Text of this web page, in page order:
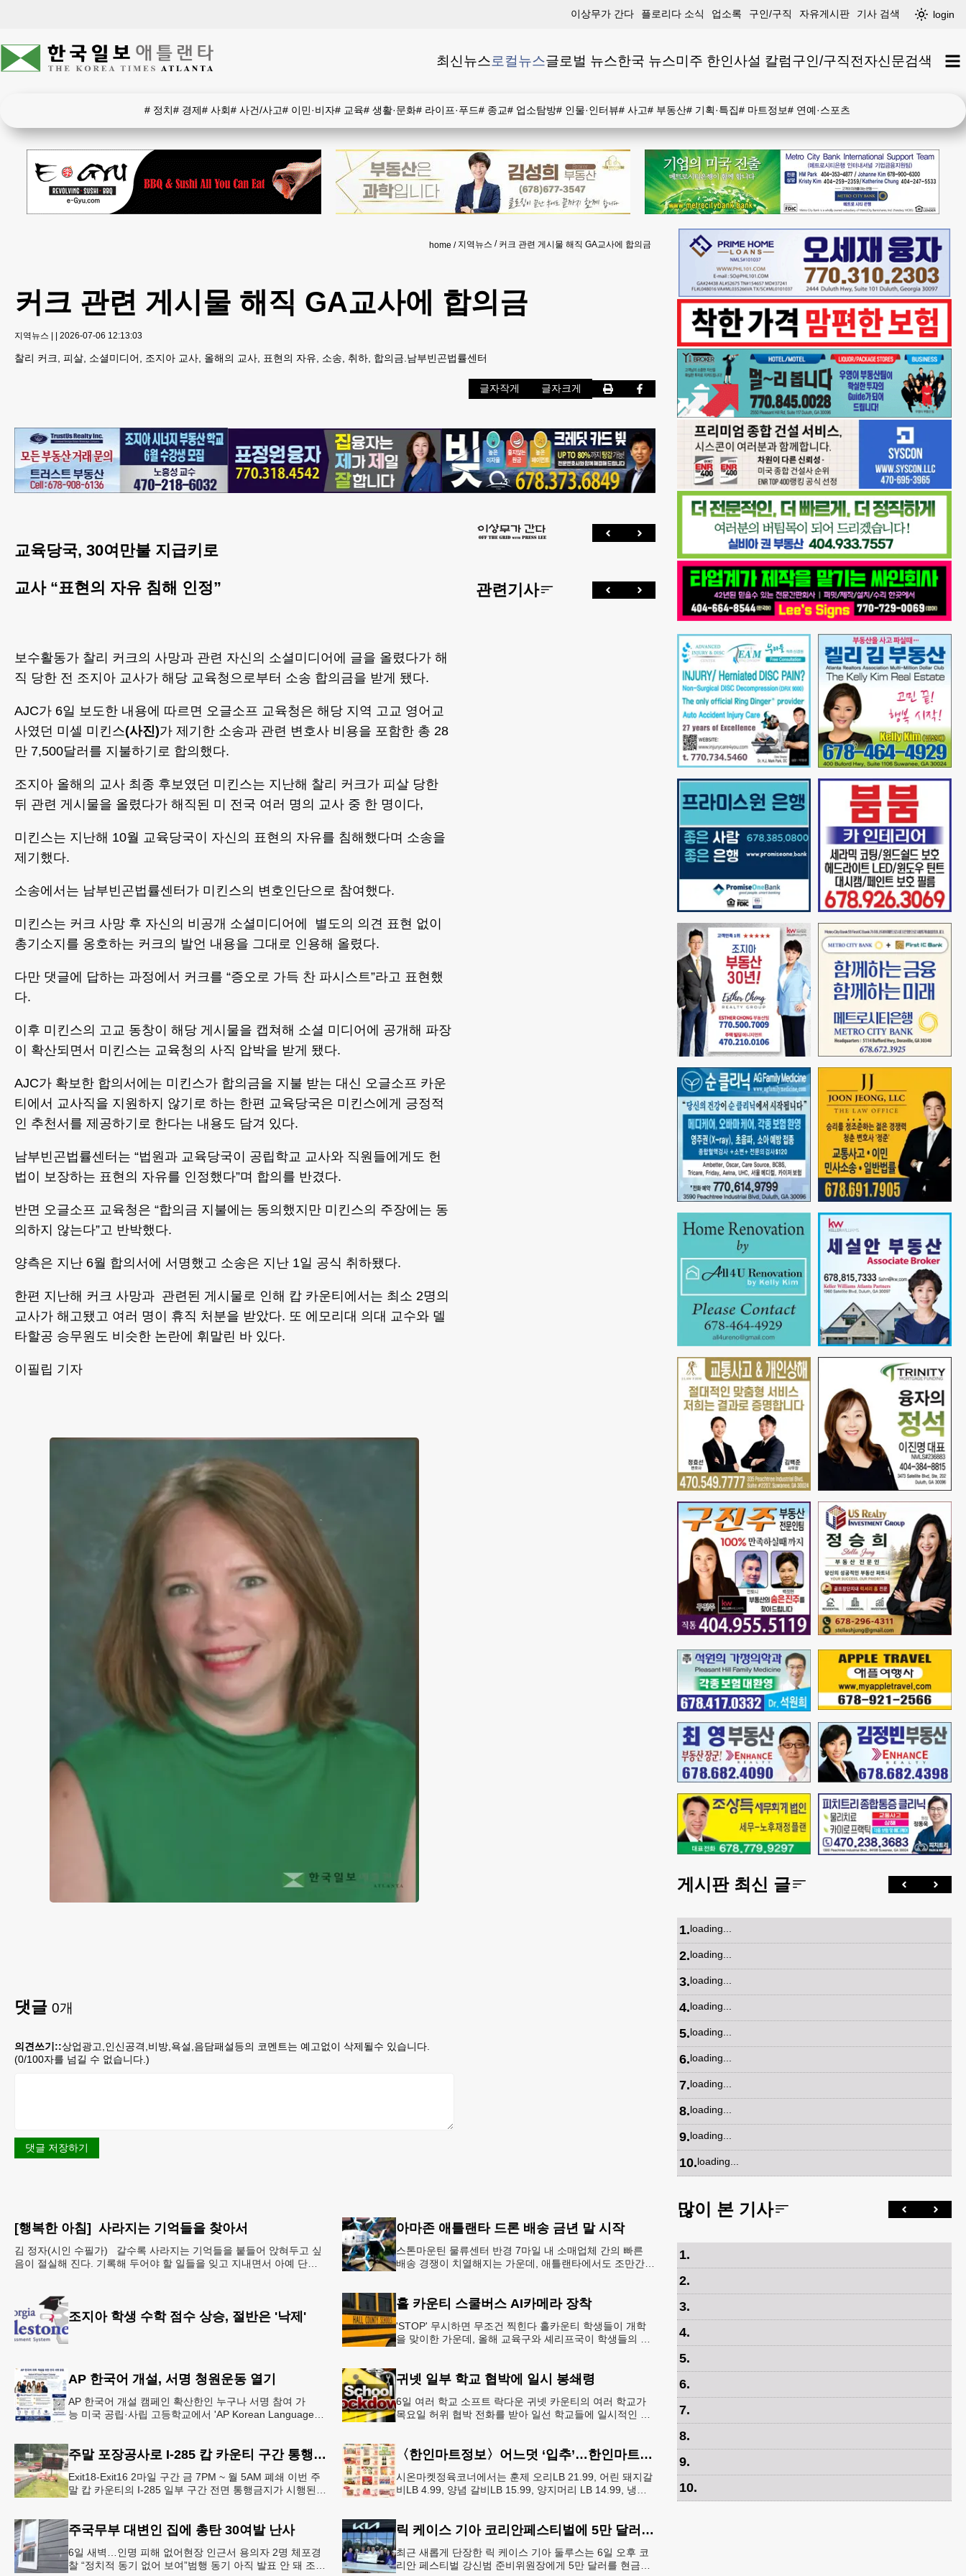
이상무가 간다 플로리다 소식 업소록 구인/구직 자유게시판 기사 검색 login
최신뉴스로컬뉴스글로벌 뉴스한국 뉴스미주 한인사설 칼럼구인/구직전자신문검색
# 정치# 경제# 사회# 사건/사고# 이민·비자# 교육# 생활·문화# 라이프·푸드# 종교# 업소탐방# 인물·인터뷰# 사고# 부동산# 기획·특집# 마트정보# 연예·스포츠
home 지역뉴스 커크 관련 게시물 해직 GA교사에 합의금
커크 관련 게시물 해직 GA교사에 합의금
지역뉴스 | | 2026-07-06 12:13:03
찰리 커크, 피살, 소셜미디어, 조지아 교사, 올해의 교사, 표현의 자유, 소송, 취하, 합의금.남부빈곤법률센터
글자작게 글자크게
교육당국, 30여만불 지급키로
교사 “표현의 자유 침해 인정”
보수활동가 찰리 커크의 사망과 관련 자신의 소셜미디어에 글을 올렸다가 해
직 당한 전 조지아 교사가 해당 교육청으로부터 소송 합의금을 받게 됐다.
AJC가 6일 보도한 내용에 따르면 오글소프 교육청은 해당 지역 고교 영어교
사였던 미셀 미킨스(사진)가 제기한 소송과 관련 변호사 비용을 포함한 총 28
만 7,500달러를 지불하기로 합의했다.
조지아 올해의 교사 최종 후보였던 미킨스는 지난해 찰리 커크가 피살 당한
뒤 관련 게시물을 올렸다가 해직된 미 전국 여러 명의 교사 중 한 명이다,
미킨스는 지난해 10월 교육당국이 자신의 표현의 자유를 침해했다며 소송을
제기했다.
소송에서는 남부빈곤법률센터가 미킨스의 변호인단으로 참여했다.
미킨스는 커크 사망 후 자신의 비공개 소셜미디어에 별도의 의견 표현 없이
총기소지를 옹호하는 커크의 발언 내용을 그대로 인용해 올렸다.
다만 댓글에 답하는 과정에서 커크를 “증오로 가득 찬 파시스트”라고 표현했
다.
이후 미킨스의 고교 동창이 해당 게시물을 캡쳐해 소셜 미디어에 공개해 파장
이 확산되면서 미킨스는 교육청의 사직 압박을 받게 됐다.
AJC가 확보한 합의서에는 미킨스가 합의금을 지불 받는 대신 오글소프 카운
티에서 교사직을 지원하지 않기로 하는 한편 교육당국은 미킨스에게 긍정적
인 추천서를 제공하기로 한다는 내용도 담겨 있다.
남부빈곤법률센터는 “법원과 교육당국이 공립학교 교사와 직원들에게도 헌
법이 보장하는 표현의 자유를 인정했다”며 합의를 반겼다.
반면 오글소프 교육청은 “합의금 지불에는 동의했지만 미킨스의 주장에는 동
의하지 않는다”고 반박했다.
양측은 지난 6월 합의서에 서명했고 소송은 지난 1일 공식 취하됐다.
한편 지난해 커크 사망과 관련된 게시물로 인해 캅 카운티에서는 최소 2명의
교사가 해고됐고 여러 명이 휴직 처분을 받았다. 또 에모리대 의대 교수와 델
타할공 승무원도 비슷한 논란에 휘말린 바 있다.
이필립 기자
댓글 0개
의견쓰기::상업광고,인신공격,비방,욕설,음담패설등의 코멘트는 예고없이 삭제될수 있습니다.
(0/100자를 넘길 수 없습니다.)
댓글 저장하기
관련기사
[행복한 아침] 사라지는 기억들을 찾아서
김 정자(시인 수필가) 갈수록 사라지는 기억들을 붙들어 앉혀두고 싶
음이 절실해 진다. 기록해 두어야 할 일들을 잊고 지내면서 아예 단서
아마존 애틀랜타 드론 배송 금년 말 시작
스톤마운틴 물류센터 반경 7마일 내 소매업체 간의 빠른
배송 경쟁이 치열해지는 가운데, 애틀랜타에서도 조만간
조지아 학생 수학 점수 상승, 절반은 '낙제'
홀 카운티 스쿨버스 AI카메라 장착
'STOP' 무시하면 무조건 찍힌다 홀카운티 학생들이 개학
을 맞이한 가운데, 올해 교육구와 셰리프국이 학생들의 안
AP 한국어 개설, 서명 청원운동 열기
AP 한국어 개설 캠페인 확산한인 누구나 서명 참여 가
능 미국 공립·사립 고등학교에서 'AP Korean Language
귀넷 일부 학교 협박에 일시 봉쇄령
6일 여러 학교 소프트 락다운 귀넷 카운티의 여러 학교가
목요일 허위 협박 전화를 받아 일선 학교들에 일시적인 봉
주말 포장공사로 I-285 캅 카운티 구간 통행금지
Exit18-Exit16 2마일 구간 금 7PM ~ 월 5AM 폐쇄 이번 주
말 캅 카운티의 I-285 일부 구간 전면 통행금지가 시행된
〈한인마트정보〉어느덧 ‘입추’…한인마트 먹거리로 가족 입맛 챙기기
시온마켓정육코너에서는 훈제 오리LB 21.99, 어린 돼지갈
비LB 4.99, 양념 갈비LB 15.99, 양지머리 LB 14.99, 냉장
주국무부 대변인 집에 총탄 30여발 난사
6일 새벽…인명 피해 없어현장 인근서 용의자 2명 체포경
찰 “정치적 동기 없어 보여”범행 동기 아직 발표 안 돼 조지
릭 케이스 기아 코리안페스티벌에 5만 달러 후원
최근 새롭게 단장한 릭 케이스 기아 둘루스는 6일 오후 코
리안 페스티벌 강신범 준비위원장에게 5만 달러를 현금으
게시판 최신 글
1.loading...
2.loading...
3.loading...
4.loading...
5.loading...
6.loading...
7.loading...
8.loading...
9.loading...
10.loading...
많이 본 기사
1.
2.
3.
4.
5.
6.
7.
8.
9.
10.